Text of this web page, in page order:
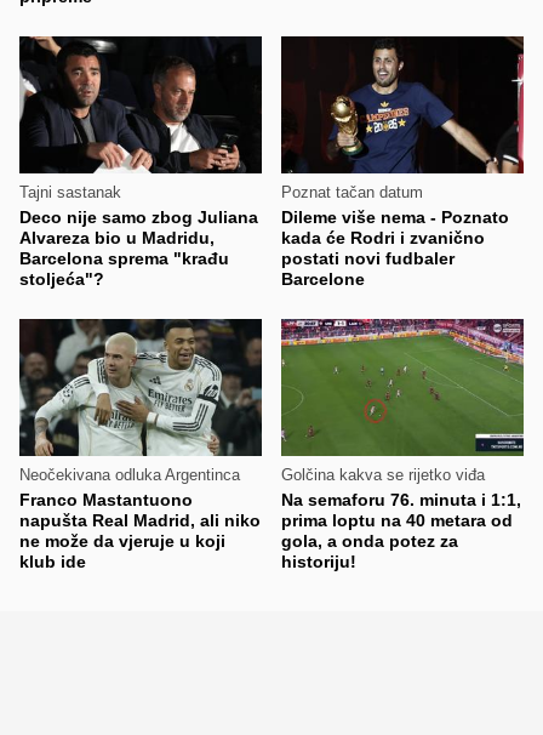
Tajni sastanak
Deco nije samo zbog Juliana
Alvareza bio u Madridu,
Barcelona sprema "krađu
stoljeća"?
Poznat tačan datum
Dileme više nema - Poznato
kada će Rodri i zvanično
postati novi fudbaler
Barcelone
Neočekivana odluka Argentinca
Franco Mastantuono
napušta Real Madrid, ali niko
ne može da vjeruje u koji
klub ide
Golčina kakva se rijetko viđa
Na semaforu 76. minuta i 1:1,
prima loptu na 40 metara od
gola, a onda potez za
historiju!